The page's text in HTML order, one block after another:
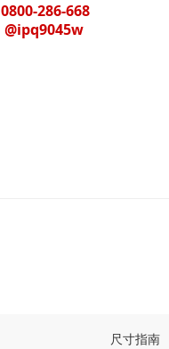
0800-286-668
@ipq9045w
尺寸指南